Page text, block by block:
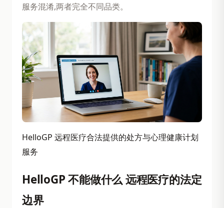
服务混淆,两者完全不同品类。
HelloGP 远程医疗合法提供的处方与心理健康计划
服务
HelloGP 不能做什么 远程医疗的法定
边界